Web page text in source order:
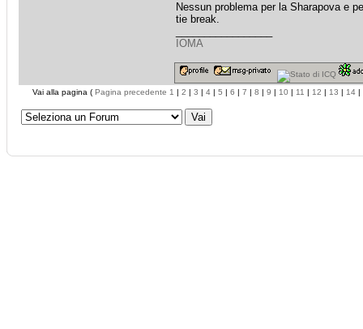
Nessun problema per la Sharapova e
tie break.
IOMA
Vai alla pagina ( Pagina precedente 1 | 2 | 3 | 4 | 5 | 6 | 7 | 8 | 9 | 10 | 11 | 12 | 13 | 14 |